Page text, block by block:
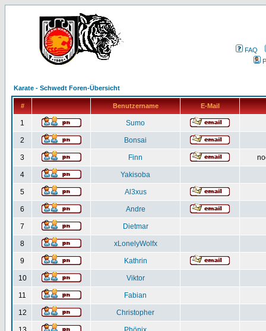
FAQ
Karate - Schwedt Foren-Übersicht
# Benutzername E-Mail
1 Sumo
2 Bonsai
3 Finn
4 Yakisoba
5 Al3xus
6 Andre
7 Dietmar
8 xLonelyWolfx
9 Kathrin
10 Viktor
11 Fabian
12 Christopher